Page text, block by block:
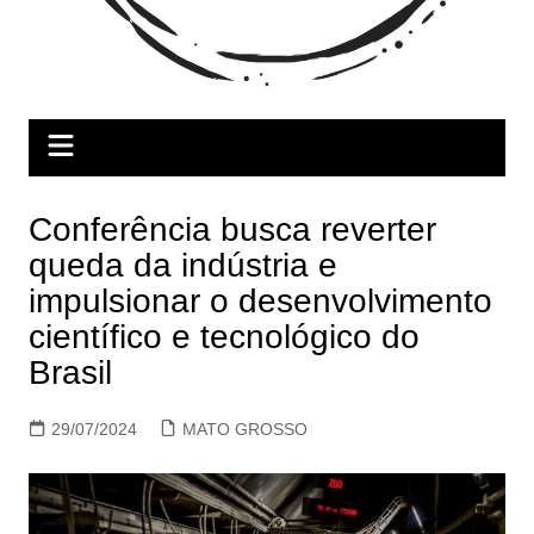
Conferência busca reverter
queda da indústria e
impulsionar o desenvolvimento
científico e tecnológico do
Brasil
29/07/2024 MATO GROSSO